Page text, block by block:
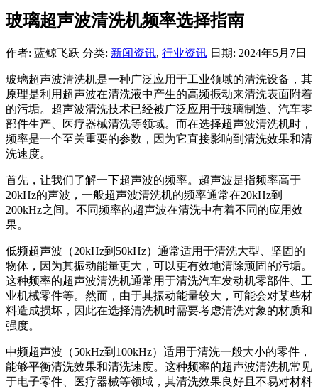
玻璃超声波清洗机频率选择指南
作者: 蓝鲸飞跃 分类: 新闻资讯, 行业资讯 日期: 2024年5月7日
玻璃超声波清洗机是一种广泛应用于工业领域的清洗设备，其
原理是利用超声波在清洗液中产生的高频振动来清洗表面附着
的污垢。超声波清洗技术已经被广泛应用于玻璃制造、汽车零
部件生产、医疗器械清洗等领域。而在选择超声波清洗机时，
频率是一个至关重要的参数，因为它直接影响到清洗效果和清
洗速度。
首先，让我们了解一下超声波的频率。超声波是指频率高于
20kHz的声波，一般超声波清洗机的频率通常在20kHz到
200kHz之间。不同频率的超声波在清洗中有着不同的应用效
果。
低频超声波（20kHz到50kHz）通常适用于清洗大型、坚固的
物体，因为其振动能量更大，可以更有效地清除顽固的污垢。
这种频率的超声波清洗机通常用于清洗汽车发动机零部件、工
业机械零件等。然而，由于其振动能量较大，可能会对某些材
料造成损坏，因此在选择清洗机时需要考虑清洗对象的材质和
强度。
中频超声波（50kHz到100kHz）适用于清洗一般大小的零件，
能够平衡清洗效果和清洗速度。这种频率的超声波清洗机常见
于电子零件、医疗器械等领域，其清洗效果良好且不易对材料